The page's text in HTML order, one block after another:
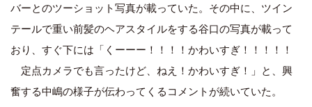
バーとのツーショット写真が載っていた。その中に、ツイン
テールで重い前髪のヘアスタイルをする谷口の写真が載って
おり、すぐ下には「くーーー！！！！かわいすぎ！！！！！
定点カメラでも言ったけど、ねえ！かわいすぎ！」と、興
奮する中嶋の様子が伝わってくるコメントが続いていた。